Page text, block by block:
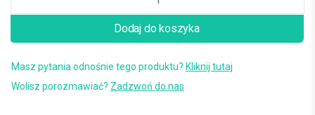
Dodaj do koszyka
Masz pytania odnośnie tego produktu? Kliknij tutaj
Wolisz porozmawiać? Zadzwoń do nas